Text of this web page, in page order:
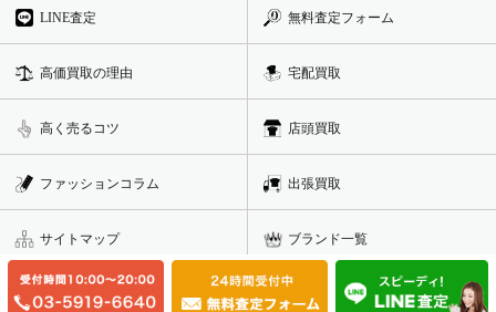
LINE査定 無料査定フォーム
高価買取の理由 宅配買取
高く売るコツ 店頭買取
ファッションコラム 出張買取
サイトマップ ブランド一覧
利用規約 カテゴリー一覧